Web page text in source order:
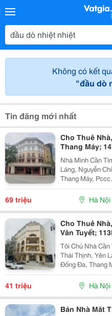
Không có kết
"đầu dò
Tin đăng mới nhất
Cho Thuê
Thang Máy;
Nhà Mình Cần
Láng, Nguyễn
Thang Máy,
Liên Hệ Trực
Mặt Tiền Rộng,
69 triệu Hà Nội
Cho Thuê
Văn Tuyết;
Tôi Chủ Nhà
Thái Thịnh, Yên
Đống Đa, Thang
Triệu. - Liên Hệ
Hè Lớn, Mặt
41 triệu Hà Nội
Bán Nhà Măt